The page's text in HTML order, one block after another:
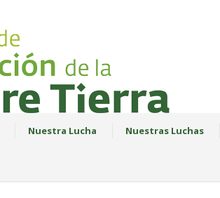
Nuestra Lucha Nuestras Luchas